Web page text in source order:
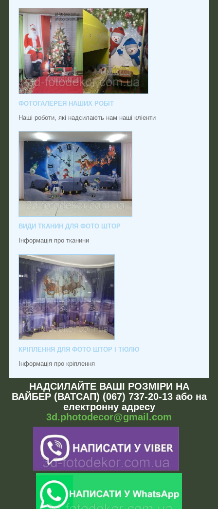
ФОТОГАЛЕРЕЯ НАШИХ РОБІТ
Наші роботи, які надсилають нам наші кліенти
ВИДИ ТКАНИН ДЛЯ ФОТО ШТОР
Інформація про тканини
КРІПЛЕННЯ ДЛЯ ФОТО ШТОР І ТЮЛЮ
Інформація про кріплення
НАДСИЛАЙТЕ ВАШІ РОЗМІРИ НА
ВАЙБЕР (ВАТСАП) (067) 737-20-13 або на
електронну адресу
3d.photodecor@gmail.com